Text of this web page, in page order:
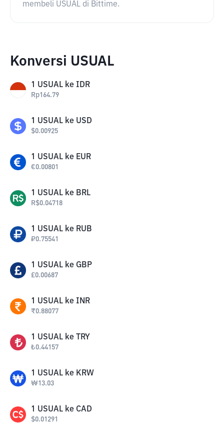
membeli USUAL di Bittime.
Konversi USUAL
1 USUAL ke IDR
Rp164.79
1 USUAL ke USD
$0.00925
1 USUAL ke EUR
€0.00801
1 USUAL ke BRL
R$0.04718
1 USUAL ke RUB
₽0.75541
1 USUAL ke GBP
£0.00687
1 USUAL ke INR
₹0.88077
1 USUAL ke TRY
₺0.44157
1 USUAL ke KRW
₩13.03
1 USUAL ke CAD
$0.01291